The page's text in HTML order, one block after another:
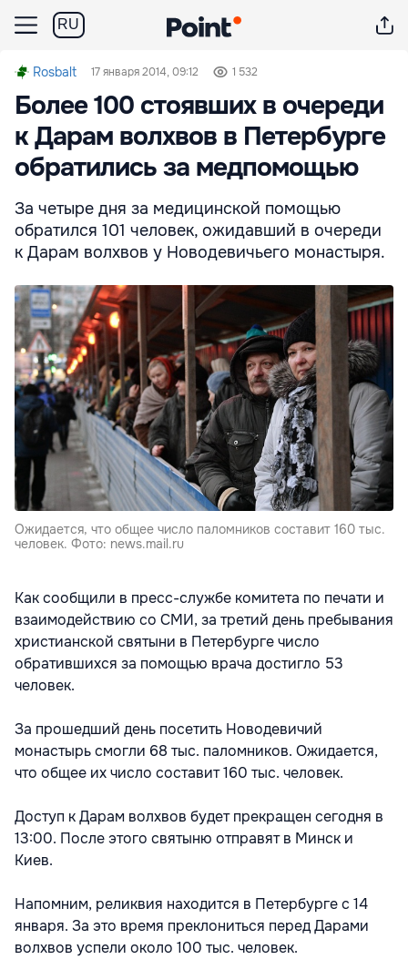
RU
Rosbalt 17 января 2014, 09:12 1 532
Более 100 стоявших в очереди
к Дарам волхвов в Петербурге
обратились за медпомощью
За четыре дня за медицинской помощью
обратился 101 человек, ожидавший в очереди
к Дарам волхвов у Новодевичьего монастыря.
Ожидается, что общее число паломников составит 160 тыс.
человек. Фото: news.mail.ru
Как сообщили в пресс-службе комитета по печати и
взаимодействию со СМИ, за третий день пребывания
христианской святыни в Петербурге число
обратившихся за помощью врача достигло 53
человек.
За прошедший день посетить Новодевичий
монастырь смогли 68 тыс. паломников. Ожидается,
что общее их число составит 160 тыс. человек.
Доступ к Дарам волхвов будет прекращен сегодня в
13:00. После этого святыню отправят в Минск и
Киев.
Напомним, реликвия находится в Петербурге с 14
января. За это время преклониться перед Дарами
волхвов успели около 100 тыс. человек.